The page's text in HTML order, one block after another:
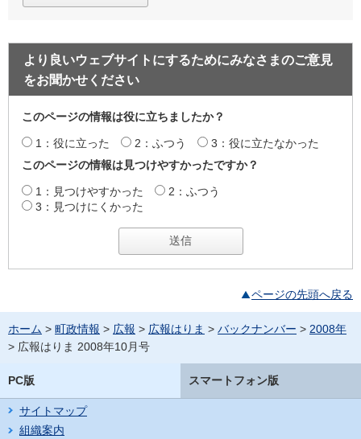
より良いウェブサイトにするためにみなさまのご意見
をお聞かせください
このページの情報は役に立ちましたか？
1：役に立った 2：ふつう
3：役に立たなかった
このページの情報は見つけやすかったですか？
1：見つけやすかった
2：ふつう
3：見つけにくかった
ページの先頭へ戻る
ホーム > 町政情報 > 広報 > 広報はりま > バックナンバー > 2008年
> 広報はりま 2008年10月号
PC版 スマートフォン版
サイトマップ
組織案内